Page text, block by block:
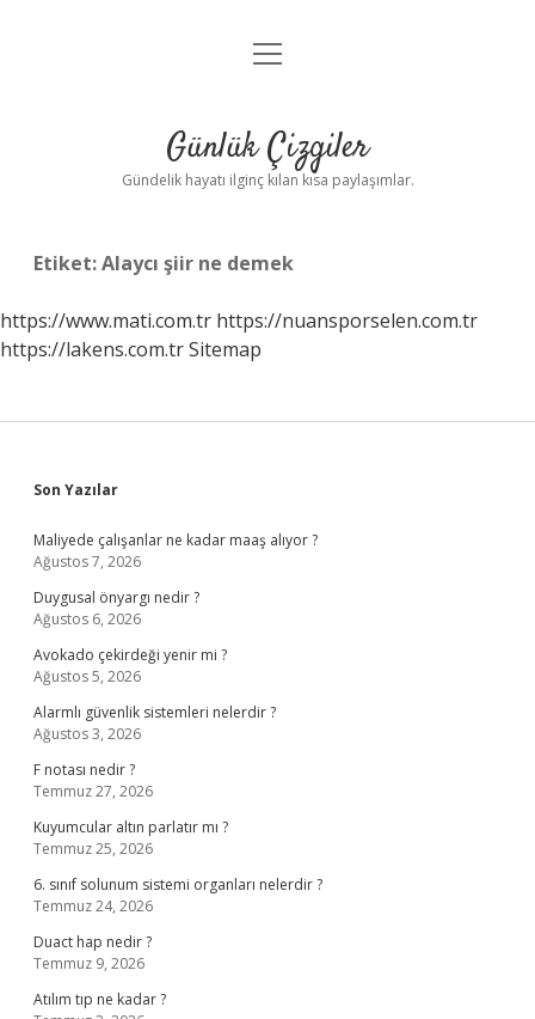
Anasayfa
Yasal Uyarı
menüyü
Günlük Çizgiler
Gündelik hayatı ilginç kılan kısa paylaşımlar.
Etiket:Alaycı şiir ne demek
https://www.mati.com.tr https://nuansporselen.com.tr
https://lakens.com.trSitemap
Sidebar
Son Yazılar
Maliyede çalışanlar ne kadar maaş alıyor ?
Ağustos 7, 2026
Duygusal önyargı nedir ?
Ağustos 6, 2026
Avokado çekirdeği yenir mi ?
Ağustos 5, 2026
Alarmlı güvenlik sistemleri nelerdir ?
Ağustos 3, 2026
F notası nedir ?
Temmuz 27, 2026
Kuyumcular altın parlatır mı ?
Temmuz 25, 2026
6. sınıf solunum sistemi organları nelerdir ?
Temmuz 24, 2026
Duact hap nedir ?
Temmuz 9, 2026
Atılım tıp ne kadar ?